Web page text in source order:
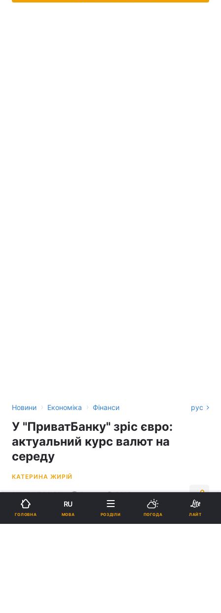
Новини › Економіка › Фінанси рус
У "ПриватБанку" зріс євро:
актуальний курс валют на
середу
КАТЕРИНА ЖИРІЙ
11:44, 17.06.26 2 хв. 2019
Підпишіться на нас в Google
ГОЛОВНА
RU
МОВА РОЗДІЛИ ПОГОДА ЛАЙТ